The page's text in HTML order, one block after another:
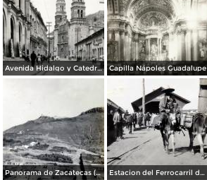
Avenida Hidalgo y Catedral de Zacatecas Capilla Nápoles Guadalupe
Panorama de Zacatecas ( 1909 ). Estacion del Ferrocarril de Zacatecas ( 1909 ).